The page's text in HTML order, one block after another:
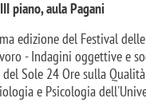
piano, aula Pagani
edizione del Festival
- Indagini oggettive e
Sole 24 Ore sulla
e Psicologia